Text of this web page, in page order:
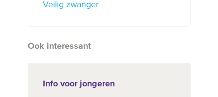
Veilig zwanger
Ook interessant
Info voor jongeren